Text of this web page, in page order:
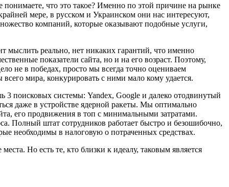
понимаете, что это такое? Именно по этой причине на рынке
мере, в русском и Украинском они нас интересуют,
компаний, которые оказывают подобные услуги,
мыслить реально, нет никаких гарантий, что именно
показатели сайта, но и на его возраст. Поэтому,
не в победах, просто мы всегда точно оцениваем
мира, конкурировать с ними мало кому удается.
поисковых системы: Yandex, Google и далеко отодвинутый
даже в устройстве ядерной ракеты. Мы оптимально
его продвижения в топ с минимальными затратами.
Полный штат сотрудников работает быстро и безошибочно,
необходимы в налоговую о потраченных средствах.
Но есть те, кто близки к идеалу, таковым является